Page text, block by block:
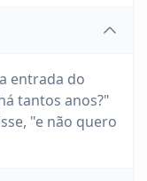
entrada do
tantos anos?"
"e não quero